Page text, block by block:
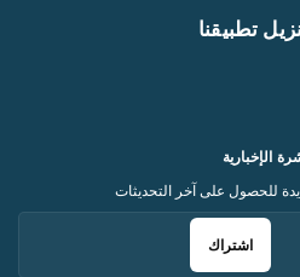
تطبيقنا
الإخبارية
للحصول على آخر التحديثات
اشتراك